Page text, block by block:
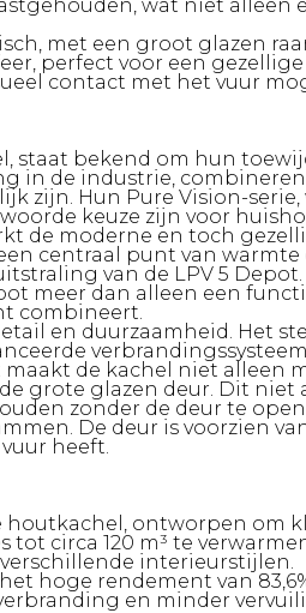
wat niet
met een groot glazen
perfect voor een
contact met het vuur
staat bekend om hun
in de industrie,
zijn. Hun Pure Vision-
keuze zijn voor
de moderne en toch
centraal punt van
van de LPV 5 Depot.
meer dan alleen een
combineert.
en duurzaamheid. Het
de kachel niet
grote glazen deur. Dit
zonder de deur te
De deur is voorzien
heeft.
ontworpen om
tot circa 120 m³ te
interieurstijlen.
hoge rendement van
en minder